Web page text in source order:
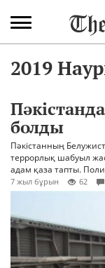
2019
болды
Пәкістанның
террорлық шабуыл
адам қаза тапты.
7 жыл бұрын 62